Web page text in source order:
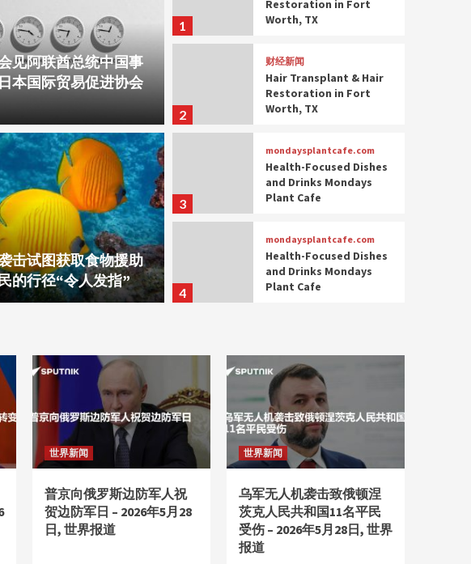
预测，点击进入
线一对一预测，点击进入
见阿联酋总统中国事
本国际贸易促进协会
击试图获取食物援助
的行径“令人发指”
1
Restoration in Fort
Worth, TX
2
财经新闻
Hair Transplant & Hair
Restoration in Fort
Worth, TX
3
mondaysplantcafe.com
Health-Focused Dishes
and Drinks Mondays
Plant Cafe
4
mondaysplantcafe.com
Health-Focused Dishes
and Drinks Mondays
Plant Cafe
and Drinks Mondays
Plant Cafe
1
财经新闻
Hair Transplant & Hair
Restoration in Fort
Worth, TX
财经新闻
Hair Transplant & Hair
Restoration in Fort
世界新闻
普京向俄罗斯边防军人祝
贺边防军日 – 2026年5月28
日, 世界报道
世界新闻
乌军无人机袭击致俄顿涅
茨克人民共和国11名平民
受伤 – 2026年5月28日, 世界
报道